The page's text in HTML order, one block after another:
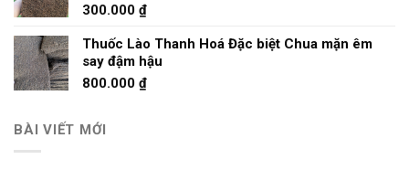
300.000 ₫
Thuốc Lào Thanh Hoá Đặc biệt Chua mặn êm
say đậm hậu
800.000 ₫
BÀI VIẾT MỚI